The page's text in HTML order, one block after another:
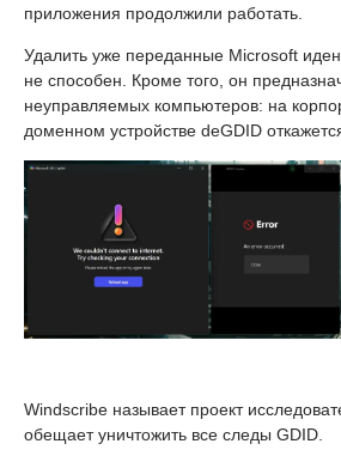
приложения продолжили работать.
Удалить уже переданные Microsoft
не способен. Кроме того, он
неуправляемых компьютеров: на
доменном устройстве deGDID
Windscribe называет проект
обещает уничтожить все следы GDID.